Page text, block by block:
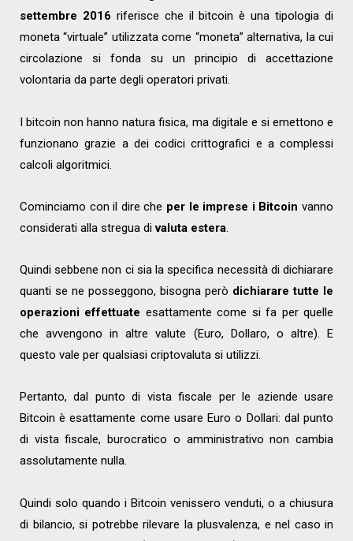
settembre 2016 riferisce che il bitcoin è una tipologia di
moneta “virtuale” utilizzata come “moneta” alternativa, la cui
circolazione si fonda su un principio di accettazione
volontaria da parte degli operatori privati.
I bitcoin non hanno natura fisica, ma digitale e si emettono e
funzionano grazie a dei codici crittografici e a complessi
calcoli algoritmici.
Cominciamo con il dire che per le imprese i Bitcoin vanno
considerati alla stregua divaluta estera.
Quindi sebbene non ci sia la specifica necessità di dichiarare
quanti se ne posseggono, bisogna però dichiarare tutte le
operazioni effettuate esattamente come si fa per quelle
che avvengono in altre valute (Euro, Dollaro, o altre). E
questo vale per qualsiasi criptovaluta si utilizzi.
Pertanto, dal punto di vista fiscale per le aziende usare
Bitcoin è esattamente come usare Euro o Dollari: dal punto
di vista fiscale, burocratico o amministrativo non cambia
assolutamente nulla.
Quindi solo quando i Bitcoin venissero venduti, o a chiusura
di bilancio, si potrebbe rilevare la plusvalenza, e nel caso in